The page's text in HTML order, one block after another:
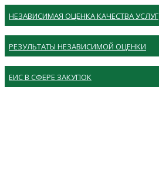
НЕЗАВИСИМАЯ ОЦЕНКА КАЧЕСТВА УСЛУГ
РЕЗУЛЬТАТЫ НЕЗАВИСИМОЙ ОЦЕНКИ
ЕИС В СФЕРЕ ЗАКУПОК